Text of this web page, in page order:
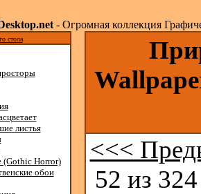
- Огромная коллекция
стола
листья
(Gothic Horror)
обои
<<<
52 из